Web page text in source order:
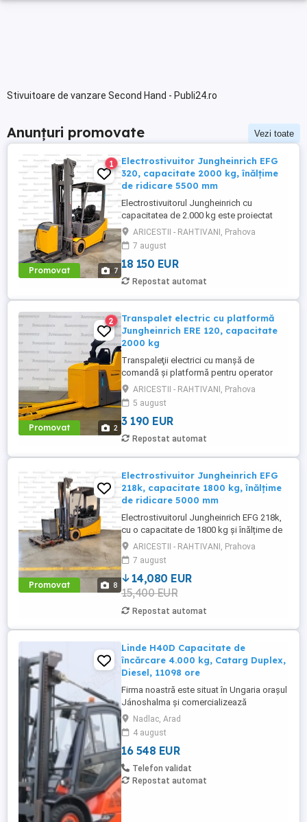
Stivuitoare de vanzare Second Hand - Publi24.ro
Anunțuri promovate Vezi toate
Promovat 7
1
Electrostivuitor Jungheinrich EFG
320, capacitate 2000 kg, înălțime
de ridicare 5500 mm
Electrostivuitorul Jungheinrich cu
capacitatea de 2.000 kg este proiectat
pentru aplicații intensive de manipulare în
depozite și unități logistice, oferind
performanță ridicată, stabilitate și
vizibilitate optimă. Echipat cu un catarg
robust, acesta asigură o înălțime maximă
de ridicare de 5.500 mm, ...
ARICESTII - RAHTIVANI, Prahova
7 august
18 150 EUR
Repostat automat
Promovat 2
2
Transpalet electric cu platformă
Jungheinrich ERE 120, capacitate
2000 kg
Transpaleţii electrici cu manşă de
comandă şi platformă pentru operator
ERE, flexibili şi performanţi, combină
manevrabilitatea cu confortul platformei
pentru operator. Urcaţi la postul de lucru
pentru a creşte eficienţa transferului de
mărfuri. Utilajele sunt extrem de flexibile,
sistemul modul permiţând ...
ARICESTII - RAHTIVANI, Prahova
5 august
3 190 EUR
Repostat automat
Promovat 8
Electrostivuitor Jungheinrich EFG
218k, capacitate 1800 kg, înălțime
de ridicare 5000 mm
Electrostivuitorul Jungheinrich EFG 218k,
cu o capacitate de 1800 kg și înălțime de
ridicare de 5000 mm, este echipat cu
cabină deschisă, furci de 1150 mm,
iluminare completă (2x lumini față sus, 2x
lumini spate) + girofar, grătar de protecție
și anvelope albe T22 o soluție fiabilă și
eficientă pentru ...
ARICESTII - RAHTIVANI, Prahova
7 august
14,080 EUR
15,400 EUR
Repostat automat
Linde H40D Capacitate de
încărcare 4.000 kg, Catarg Duplex,
Diesel, 11098 ore
Firma noastră este situat în Ungaria orașul
Jánoshalma și comercializează
stivuitoare second-hand și piese de
stivuitoare noi de pe stoc și la comandă
cu livrare contra cost în toată România.
Pentru a cere ofertă sau alte informații vă
rugăm contactați numărul de telefon afișat
mai sus. Agent de vânzări ...
Nadlac, Arad
4 august
16 548 EUR
Telefon validat
Repostat automat